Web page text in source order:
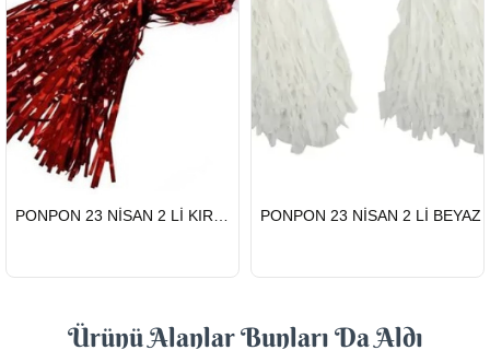
GÖNDERİ
GÖNDERİ
PONPON 23 NİSAN 2 Lİ BEYAZ
Ürünü Alanlar Bunları Da Aldı